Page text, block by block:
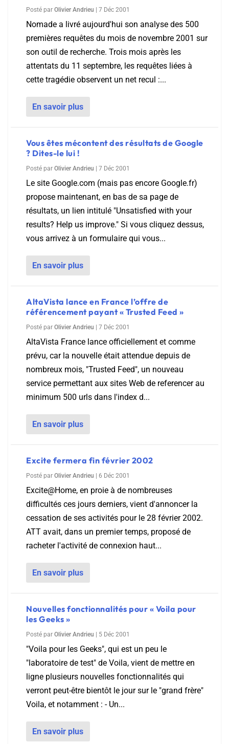
Posté par Olivier Andrieu 7 Déc 2001
Nomade a livré aujourd'hui son analyse des 500
premières requêtes du mois de novembre 2001 sur
son outil de recherche. Trois mois après les
attentats du 11 septembre, les requêtes liées à
cette tragédie observent un net recul :...
En savoir plus
Vous êtes mécontent des résultats de Google
? Dites-le lui !
Posté par Olivier Andrieu 7 Déc 2001
Le site Google.com (mais pas encore Google.fr)
propose maintenant, en bas de sa page de
résultats, un lien intitulé "Unsatisfied with your
results? Help us improve." Si vous cliquez dessus,
vous arrivez à un formulaire qui vous...
En savoir plus
AltaVista lance en France l’offre de
référencement payant « Trusted Feed »
Posté par Olivier Andrieu 7 Déc 2001
AltaVista France lance officiellement et comme
prévu, car la nouvelle était attendue depuis de
nombreux mois, "Trusted Feed", un nouveau
service permettant aux sites Web de referencer au
minimum 500 urls dans l'index d...
En savoir plus
Excite fermera fin février 2002
Posté par Olivier Andrieu 6 Déc 2001
Excite@Home, en proie à de nombreuses
difficultés ces jours derniers, vient d'annoncer la
cessation de ses activités pour le 28 février 2002.
ATT avait, dans un premier temps, proposé de
racheter l'activité de connexion haut...
En savoir plus
Nouvelles fonctionnalités pour « Voila pour
les Geeks »
Posté par Olivier Andrieu 5 Déc 2001
"Voila pour les Geeks", qui est un peu le
"laboratoire de test" de Voila, vient de mettre en
ligne plusieurs nouvelles fonctionnalités qui
verront peut-être bientôt le jour sur le "grand frère"
Voila, et notamment : - Un...
En savoir plus